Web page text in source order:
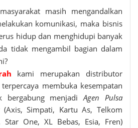
masih mengandalkan
komunikasi, maka bisnis
hidup dan menghidupi banyak
tidak mengambil bagian dalam
kami merupakan distributor
membuka kesempatan
bergabung menjadiAgen Pulsa
(Axis, Simpati, Kartu As, Telkom
One, XL Bebas, Esia, Fren)